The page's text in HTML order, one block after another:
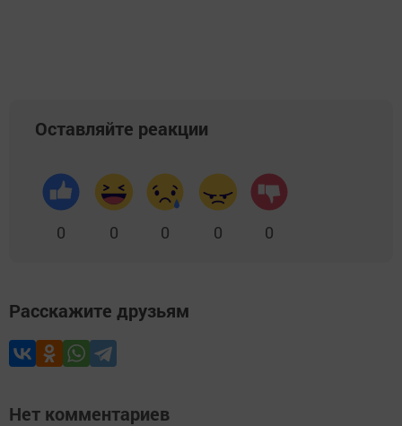
Оставляйте реакции
0 0 0 0 0
Расскажите друзьям
Нет комментариев